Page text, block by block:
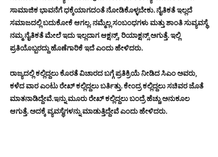
ಸಾಮಾಜಿಕ ಭಾವನೆಗೆ ಧಕ್ಕೆಯಾಗದಂತೆ ನೋಡಿಕೊಳ್ಳಬೇಕು. ನೈತಿಕತೆ ಇಲ್ಲದೆ
ಸಮಾಜದಲ್ಲಿ ಬದುಕೋಕೆ ಆಗಲ್ಲ. ನಮ್ಮೆಲ್ಲ ಸಂಬಂಧಗಳು ಮತ್ತು ಶಾಂತಿ ಸುವ್ಯವಸ್ಥೆ
ನಮ್ಮ ನೈತಿಕತೆ ಮೇಲೆ ಇದು ಇಲ್ಲದಾಗ ಆಕ್ಷನ್ಸ್, ರಿಯಾಕ್ಷನ್ಸ್ ಅಗುತ್ತೆ. ಇಲ್ಲಿ
ಪ್ರತಿಯೊಬ್ಬರದ್ದು ಹೊಣೆಗಾರಿಕೆ ಇದೆ ಎಂದು ಹೇಳಿದರು.
ರಾಜ್ಯದಲ್ಲಿ ಕಲ್ಲಿದ್ದಲು ಕೊರತೆ ವಿಚಾರದ ಬಗ್ಗೆ ಪ್ರತಿಕ್ರಿಯೆ ನೀಡಿದ ಸಿಎಂ ಅವರು,
ಕಳೆದ ವಾರ ಎಂಟು ರೇಖ್ ಕಲ್ಲಿದ್ದಲು ಬರ್ತಿತ್ತು. ಕೇಂದ್ರ ಕಲ್ಲಿದ್ದಲು ಸಚಿವರ ಜೊತೆ
ಮಾತನಾಡಿದ್ದೇವೆ.ಇನ್ನು ಮೂರು ರೇಖ್ ಕಲ್ಲಿದ್ದಲು ಬಂದ್ರೆ ಹೆಚ್ಚು ಅನುಕೂಲ
ಆಗುತ್ತೆ. ಅದಕ್ಕೆ ವ್ಯವಸ್ಥೆಗಳನ್ನು ಮಾಡುತ್ತಿದ್ದೇವೆ ಎಂದು ಹೇಳಿದರು.